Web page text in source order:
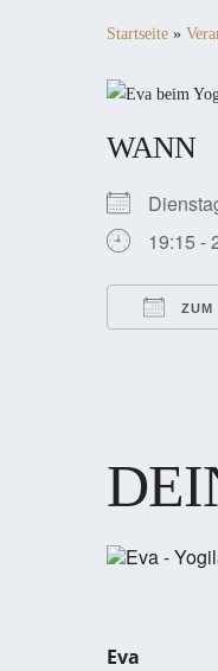
Startseite »
WANN
19:15 -
ZUM
Eva